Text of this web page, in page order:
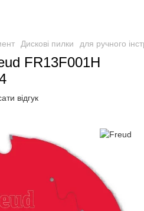
Дискові пилки для ручного
FR13F001H
відгук